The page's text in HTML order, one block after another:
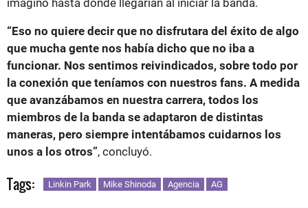
“Eso no quiere decir que no disfrutara del éxito de algo
que mucha gente nos había dicho que no iba a
funcionar. Nos sentimos reivindicados, sobre todo por
la conexión que teníamos con nuestros fans. A medida
que avanzábamos en nuestra carrera, todos los
miembros de la banda se adaptaron de distintas
maneras, pero siempre intentábamos cuidarnos los
unos a los otros”, concluyó.
Tags: Linkin Park Mike Shinoda Agencia AG